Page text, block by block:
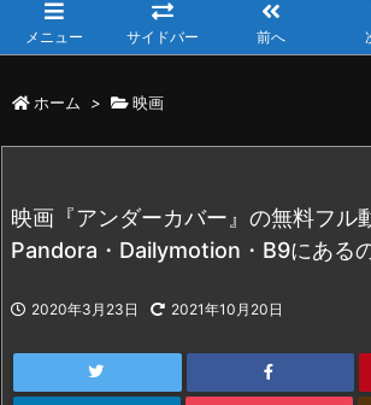
メニュー サイドバー 前へ
ホーム > 映画
映画『アンダーカバー』の無料フル
Pandora・Dailymotion・B9にある
2020年3月23日 2021年10月20日